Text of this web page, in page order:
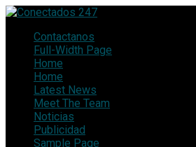
Contactanos
Full-Width Page
Home
Home
Latest News
Meet The Team
Noticias
Publicidad
Sample Page